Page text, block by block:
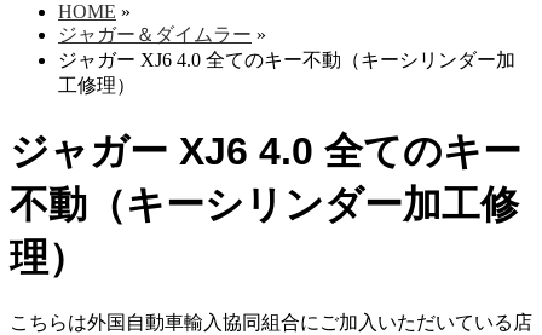
HOME »
ジャガー＆ダイムラー »
ジャガー XJ6 4.0 全てのキー不動（キーシリンダー加
工修理）
ジャガー XJ6 4.0 全てのキー
不動（キーシリンダー加工修
理）
こちらは外国自動車輸入協同組合にご加入いただいている店